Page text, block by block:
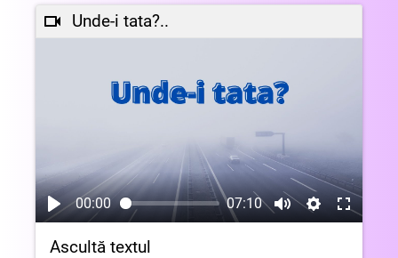
Unde-i tata?..
00:00 07:10
Ascultă textul